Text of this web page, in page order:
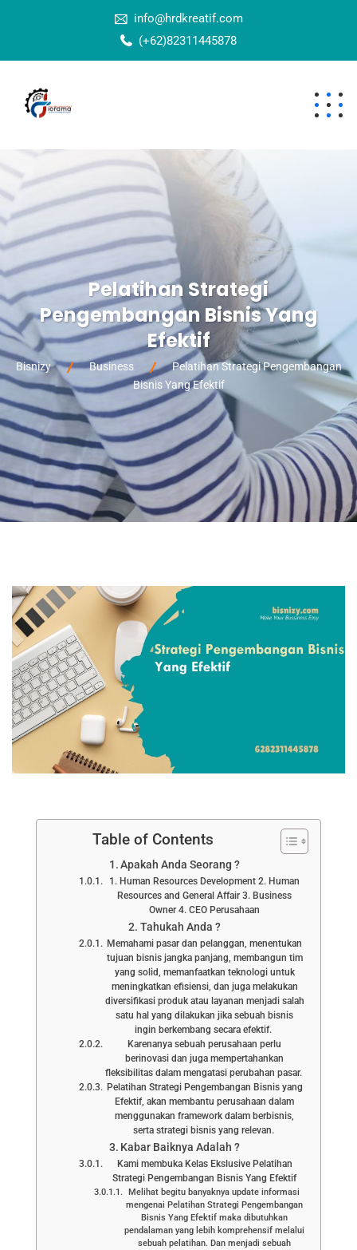
info@hrdkreatif.com
(+62)82311445878
Pelatihan Strategi
Pengembangan Bisnis Yang
Efektif
Bisnizy Business
Pelatihan Strategi Pengembangan
Bisnis Yang Efektif
Table of Contents
Apakah Anda Seorang ?
1. Human Resources Development 2. Human
Resources and General Affair 3. Business
Owner 4. CEO Perusahaan
Tahukah Anda ?
Memahami pasar dan pelanggan, menentukan
tujuan bisnis jangka panjang, membangun tim
yang solid, memanfaatkan teknologi untuk
meningkatkan efisiensi, dan juga melakukan
diversifikasi produk atau layanan menjadi salah
satu hal yang dilakukan jika sebuah bisnis
ingin berkembang secara efektif.
Karenanya sebuah perusahaan perlu
berinovasi dan juga mempertahankan
fleksibilitas dalam mengatasi perubahan pasar.
Pelatihan Strategi Pengembangan Bisnis yang
Efektif, akan membantu perusahaan dalam
menggunakan framework dalam berbisnis,
serta strategi bisnis yang relevan.
Kabar Baiknya Adalah ?
Kami membuka Kelas Ekslusive Pelatihan
Strategi Pengembangan Bisnis Yang Efektif
Melihat begitu banyaknya update informasi
mengenai Pelatihan Strategi Pengembangan
Bisnis Yang Efektif maka dibutuhkan
pendalaman yang lebih komprehensif melalui
sebuah pelatihan. Dan menjadi sebuah